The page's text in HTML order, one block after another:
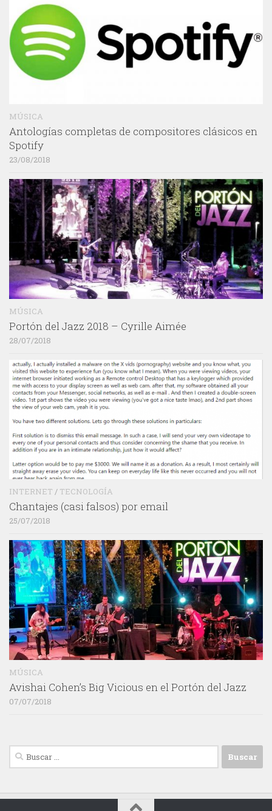
MÚSICA
Antologías completas de compositores clásicos en
Spotify
23/08/2018
MÚSICA
Portón del Jazz 2018 – Cyrille Aimée
28/07/2018
INTERNET / TECNOLOGÍA
Chantajes (casi falsos) por email
25/07/2018
MÚSICA
Avishai Cohen’s Big Vicious en el Portón del Jazz
07/07/2018
Buscar: